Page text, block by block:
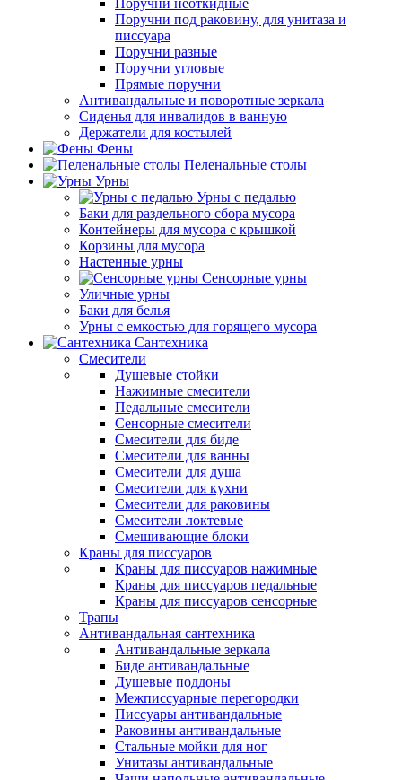
Поручни неоткидные
Поручни под раковину, для унитаза и
писсуара
Поручни разные
Поручни угловые
Прямые поручни
Антивандальные и поворотные зеркала
Сиденья для инвалидов в ванную
Держатели для костылей
Фены
Пеленальные столы
Урны
Урны с педалью
Баки для раздельного сбора мусора
Контейнеры для мусора с крышкой
Корзины для мусора
Настенные урны
Сенсорные урны
Уличные урны
Баки для белья
Урны с емкостью для горящего мусора
Сантехника
Смесители
Душевые стойки
Нажимные смесители
Педальные смесители
Сенсорные смесители
Смесители для биде
Смесители для ванны
Смесители для душа
Смесители для кухни
Смесители для раковины
Смесители локтевые
Смешивающие блоки
Краны для писсуаров
Краны для писсуаров нажимные
Краны для писсуаров педальные
Краны для писсуаров сенсорные
Трапы
Антивандальная сантехника
Антивандальные зеркала
Биде антивандальные
Душевые поддоны
Межписсуарные перегородки
Писсуары антивандальные
Раковины антивандальные
Стальные мойки для ног
Унитазы антивандальные